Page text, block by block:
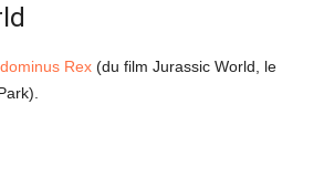
Rex (du film Jurassic World, le